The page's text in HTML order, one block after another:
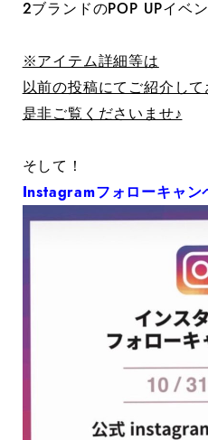
2ブランドのPOP UPイベ
※アイテム詳細等は
以前の投稿にてご紹介し
是非ご覧くださいませ♪
そして！
Instagramフォローキャン